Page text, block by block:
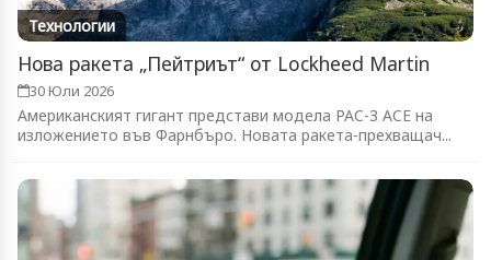
Технологии
Нова ракета „Пейтриът“ от Lockheed Martin
30 Юли 2026
Американският гигант представи модела PAC-3 ACE на
изложението във Фарнбъро. Новата ракета-прехващач...